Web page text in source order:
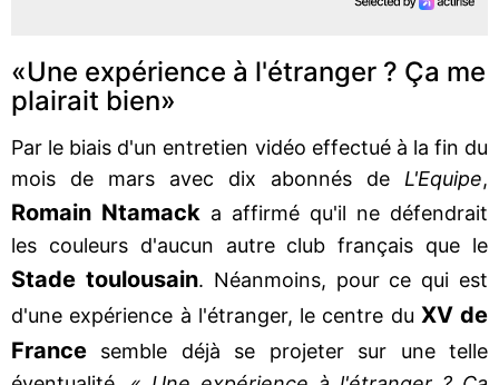
«Une expérience à l'étranger ? Ça me
plairait bien»
Par le biais d'un entretien vidéo effectué à la fin du
mois de mars avec dix abonnés de L'Equipe,
Romain Ntamack a affirmé qu'il ne défendrait
les couleurs d'aucun autre club français que le
Stade toulousain. Néanmoins, pour ce qui est
d'une expérience à l'étranger, le centre du XV de
France semble déjà se projeter sur une telle